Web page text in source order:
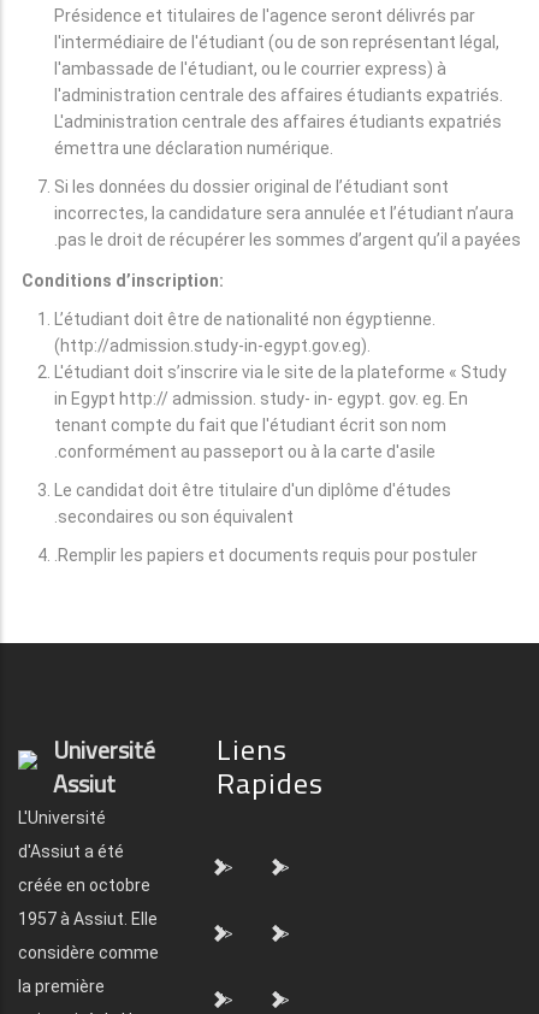
Présidence et titulaires de l'agence seront délivrés par
l'intermédiaire de l'étudiant (ou de son représentant légal,
l'ambassade de l'étudiant, ou le courrier express) à
l'administration centrale des affaires étudiants expatriés.
L'administration centrale des affaires étudiants expatriés
émettra une déclaration numérique.
Si les données du dossier original de l’étudiant sont
incorrectes, la candidature sera annulée et l’étudiant n’aura
pas le droit de récupérer les sommes d’argent qu’il a payées.
Conditions d’inscription:
L’étudiant doit être de nationalité non égyptienne.
(http://admission.study-in-egypt.gov.eg).
L'étudiant doit s’inscrire via le site de la plateforme « Study
in Egypt http:// admission. study- in- egypt. gov. eg. En
tenant compte du fait que l'étudiant écrit son nom
conformément au passeport ou à la carte d'asile.
Le candidat doit être titulaire d'un diplôme d'études
secondaires ou son équivalent.
Remplir les papiers et documents requis pour postuler.
Université
Assiut
L'Université
d'Assiut a été
créée en octobre
1957 à Assiut. Elle
considère comme
la première
Liens
Rapides
"> ">
"> ">
"> ">